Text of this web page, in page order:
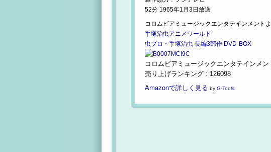
52分 1965年1月3日放送
コロムビアミュージックエンタテインメント
手塚治虫アニメワールド
虫プロ・手塚治虫 長編3部作 DVD-BOX
コロムビアミュージックエンタテインメン
売り上げランキング : 126098
Amazonで詳しく見る by G-Tools